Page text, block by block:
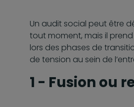
Un audit social peut être
tout moment, mais il
lors des phases de
de tension au sein de
1 - Fusion ou